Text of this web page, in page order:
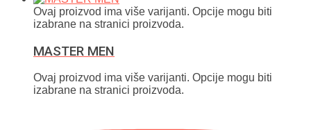
Ovaj proizvod ima više varijanti. Opcije mogu biti
izabrane na stranici proizvoda.
MASTER MEN
Ovaj proizvod ima više varijanti. Opcije mogu biti
izabrane na stranici proizvoda.